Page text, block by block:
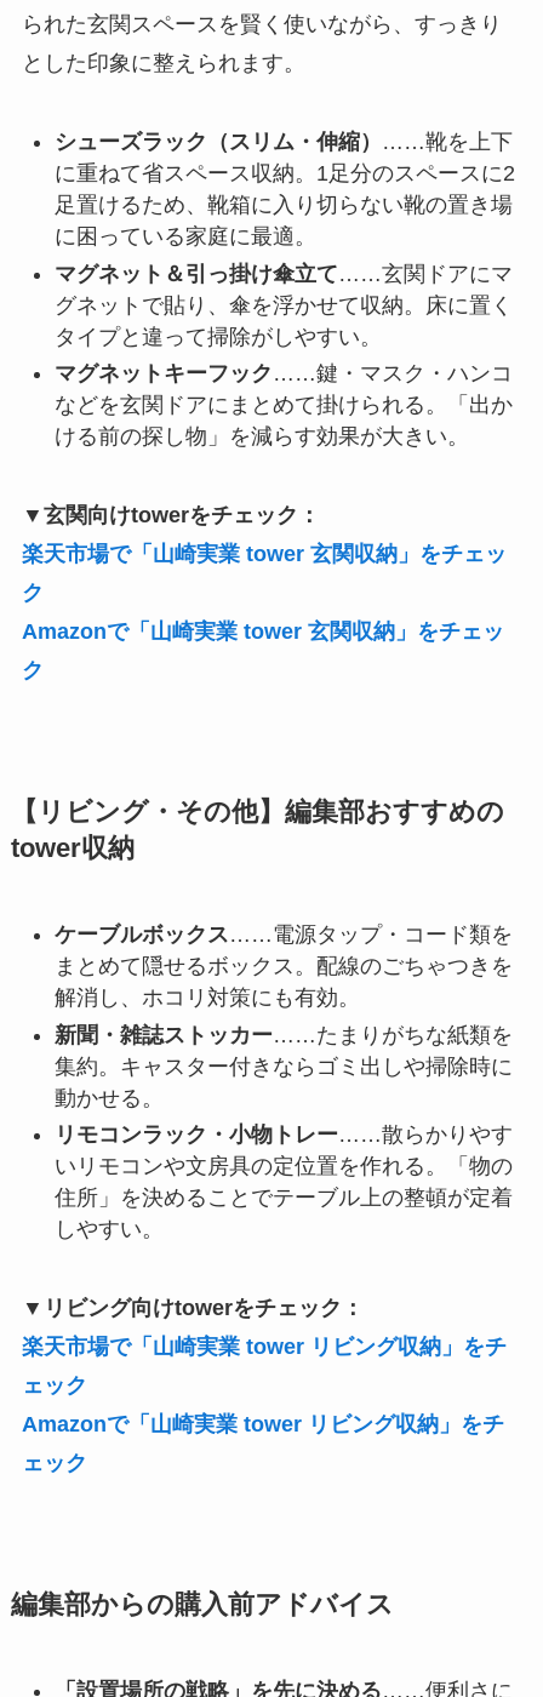
られた玄関スペースを賢く使いながら、すっきり
とした印象に整えられます。
シューズラック（スリム・伸縮）
……靴を上下
に重ねて省スペース収納。1足分のスペースに2
足置けるため、靴箱に入り切らない靴の置き場
に困っている家庭に最適。
マグネット＆引っ掛け傘立て……玄関ドアにマ
グネットで貼り、傘を浮かせて収納。床に置く
タイプと違って掃除がしやすい。
マグネットキーフック ……鍵・マスク・ハンコ
などを玄関ドアにまとめて掛けられる。「出か
ける前の探し物」を減らす効果が大きい。
▼玄関向けtowerをチェック：
楽天市場で「山崎実業 tower 玄関収納」をチェッ
ク
Amazonで「山崎実業 tower 玄関収納」をチェッ
ク
【リビング・その他】編集部おすすめの
tower収納
ケーブルボックス……電源タップ・コード類を
まとめて隠せるボックス。配線のごちゃつきを
解消し、ホコリ対策にも有効。
新聞・雑誌ストッカー……たまりがちな紙類を
集約。キャスター付きならゴミ出しや掃除時に
動かせる。
リモコンラック・小物トレー……散らかりやす
いリモコンや文房具の定位置を作れる。「物の
住所」を決めることでテーブル上の整頓が定着
しやすい。
▼リビング向けtowerをチェック：
楽天市場で「山崎実業 tower リビング収納」をチ
ェック
Amazonで「山崎実業 tower リビング収納」をチ
ェック
編集部からの購入前アドバイス
「設置場所の戦略」を先に決める……便利さに